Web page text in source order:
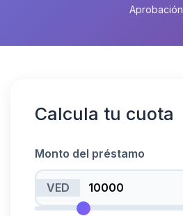
Aprobación
Calcula tu cuota
Monto del préstamo
VED